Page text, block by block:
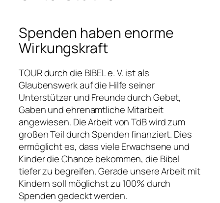
Spenden haben enorme
Wirkungskraft
TOUR durch die BIBEL e. V. ist als
Glaubenswerk auf die Hilfe seiner
Unterstützer und Freunde durch Gebet,
Gaben und ehrenamtliche Mitarbeit
angewiesen. Die Arbeit von TdB wird zum
großen Teil durch Spenden finanziert. Dies
ermöglicht es, dass viele Erwachsene und
Kinder die Chance bekommen, die Bibel
tiefer zu begreifen. Gerade unsere Arbeit mit
Kindern soll möglichst zu 100% durch
Spenden gedeckt werden.